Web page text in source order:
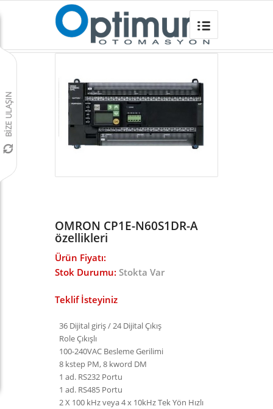
OMRON CP1E-N60S1DR-A
Omron Türkiye
CP1 SERİSİ KOMPAKT PLC
CP1E KOMPAKT PLC /
OMRON CP1E-N60S1DR-A
özellikleri
Ürün Fiyatı:
Stok Durumu: Stokta Var
Teklif İsteyiniz
36 Dijital giriş / 24 Dijital Çıkış
Role Çıkışlı
100-240VAC Besleme Gerilimi
8 kstep PM, 8 kword DM
1 ad. RS232 Portu
1 ad. RS485 Portu
2 X 100 kHz veya 4 x 10kHz Tek Yön Hızlı